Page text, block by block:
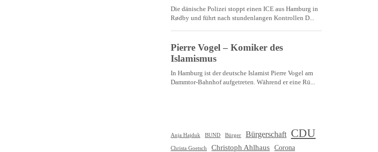
Anja Hajduk BUND Bürger Bürgerschaft CDU
Christa Goetsch Christoph Ahlhaus
Corona